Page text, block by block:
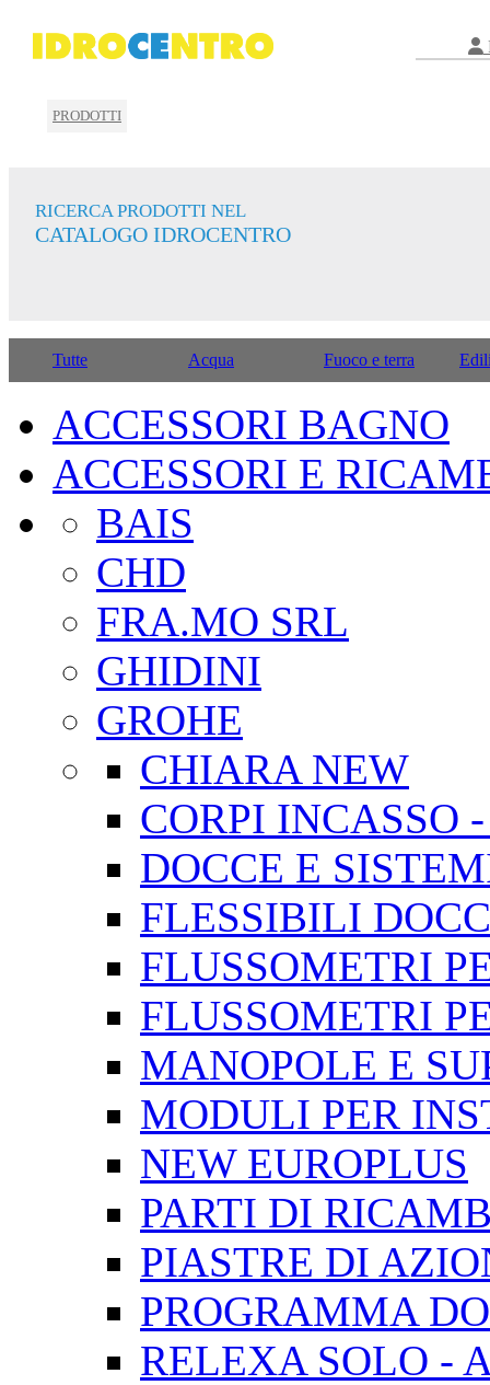
PRODOTTI
RICERCA PRODOTTI NEL
CATALOGO IDROCENTRO
Tutte Acqua Fuoco e terra
ACCESSORI BAGNO
ACCESSORI E
BAIS
CHD
FRA.MO SRL
GHIDINI
GROHE
CHIARA NEW
CORPI INCASSO
DOCCE E
FLESSIBILI
FLUSSOMETRI
FLUSSOMETRI
MANOPOLE E
MODULI PER
NEW EUROPLUS
PARTI DI
PIASTRE DI
PROGRAMMA
RELEXA SOLO -